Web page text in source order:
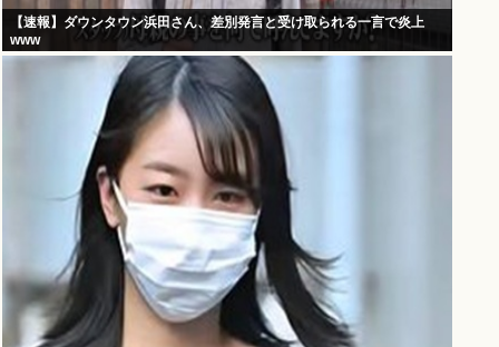
【速報】ダウンタウン浜田さん、差別発言と受け取られる一言で炎上
www